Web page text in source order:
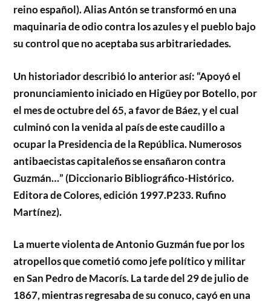
reino español). Alias Antón se transformó en una
maquinaria de odio contra los azules y el pueblo bajo
su control que no aceptaba sus arbitrariedades.
Un historiador describió lo anterior así: “Apoyó el
pronunciamiento iniciado en Higüey por Botello, por
el mes de octubre del 65, a favor de Báez, y el cual
culminó con la venida al país de este caudillo a
ocupar la Presidencia de la República. Numerosos
antibaecistas capitaleños se ensañaron contra
Guzmán…” (Diccionario Bibliográfico-Histórico.
Editora de Colores, edición 1997.P233. Rufino
Martínez).
La muerte violenta de Antonio Guzmán fue por los
atropellos que cometió como jefe político y militar
en San Pedro de Macorís. La tarde del 29 de julio de
1867, mientras regresaba de su conuco, cayó en una